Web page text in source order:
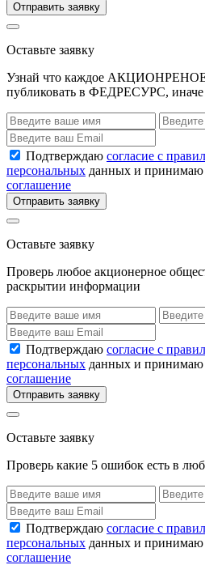
Отправить заявку
Оставьте заявку
Узнай что каждое
публиковать в ФЕДРЕСУРС,
Подтверждаю согласие с
персональных данных и принимаю
соглашение
Отправить заявку
Оставьте заявку
Проверь любое акционерное
раскрытии информации
Подтверждаю согласие с
персональных данных и принимаю
соглашение
Отправить заявку
Оставьте заявку
Проверь какие 5 ошибок есть в
Подтверждаю согласие с
персональных данных и принимаю
соглашение